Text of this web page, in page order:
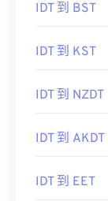
IDT 到 BST
IDT 到 KST
IDT 到 NZDT
IDT 到 AKDT
IDT 到 EET